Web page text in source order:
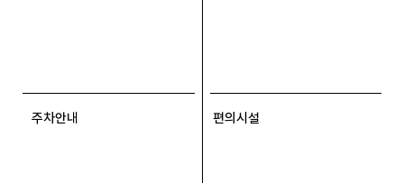
주차안내 편의시설